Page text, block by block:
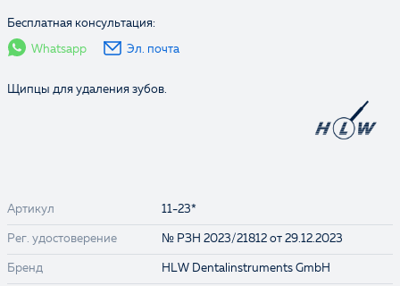
Бесплатная консультация:
Whatsapp Эл. почта
Щипцы для удаления зубов.
Артикул 11-23*
Рег. удостоверение № РЗН 2023/21812 от 29.12.2023
Бренд HLW Dentalinstruments GmbH